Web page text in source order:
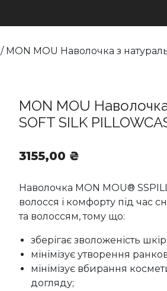
/ MON MOU Наволочка з
MON MOU
SOFT SILK
3155,00 ₴
Наволочка MON MOU®
волосся і комфорту під час
та волоссям, тому що:
зберігає зволоженість
мінімізує утворення
мінімізує вбирання
догляду;